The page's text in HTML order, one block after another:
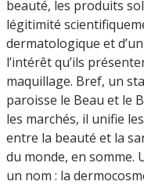
beauté, les produits
légitimité
dermatologique et
l’intérêt qu’ils
maquillage. Bref, un
paroisse le Beau et le
les marchés, il unifie
entre la beauté et la
du monde, en somme.
un nom : la